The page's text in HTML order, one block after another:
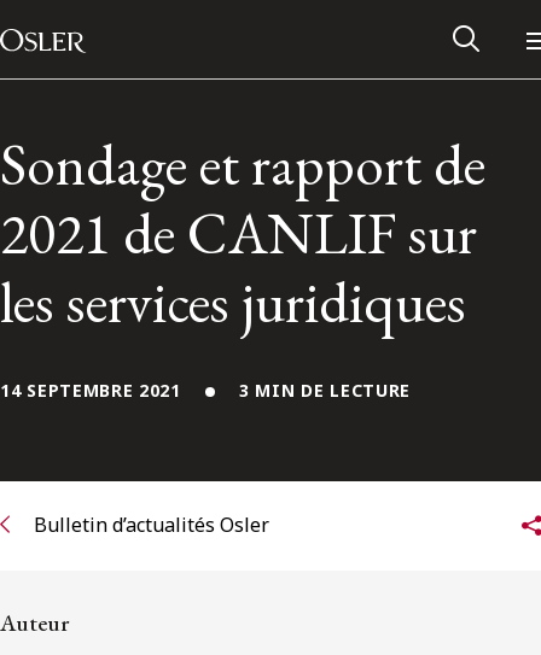
Passer au contenu
Main Navigation
S’abonner aux articles Osler
Sondage et rapport de
2021 de CANLIF sur
les services juridiques
14 SEPTEMBRE 2021 3 MIN DE LECTURE
Bulletin d’actualités Osler
Auteur